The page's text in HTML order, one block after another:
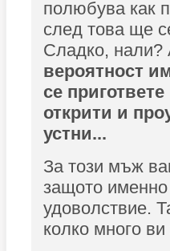
полюбува как
след това ще
Сладко, нали?
вероятност
се
открити и
устни...
За този мъж
защото именно
удоволствие.
колко много